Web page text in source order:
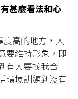
甚麼看法和心
高的地方，人
要維持形象，即
有人要找我合
環境訓練到沒有